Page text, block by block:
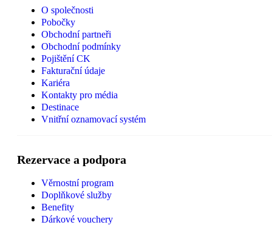
O společnosti
Pobočky
Obchodní partneři
Obchodní podmínky
Pojištění CK
Fakturační údaje
Kariéra
Kontakty pro média
Destinace
Vnitřní oznamovací systém
Rezervace a podpora
Věrnostní program
Doplňkové služby
Benefity
Dárkové vouchery